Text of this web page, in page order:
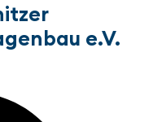
e.V.